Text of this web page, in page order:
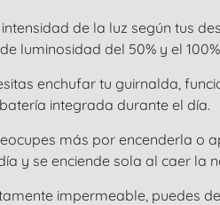
de la luz según tus
luminosidad del 50% y el
enchufar tu guirnalda,
integrada durante el día.
más por encenderla o
y se enciende sola al caer la
impermeable, puedes